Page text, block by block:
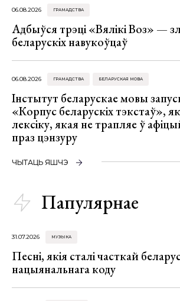
06.08.2026 ГРАМАДСТВА
Адбыўся трэці «Вялікі Воз» —
беларускіх навукоўцаў
06.08.2026 ГРАМАДСТВА БЕЛАРУСКАЯ МОВА
Інстытут беларускае мовы
«Корпус беларускіх тэкстаў»,
лексіку, якая не трапляе ў
праз цэнзуру
ЧЫТАЦЬ ЯШЧЭ
Папулярнае
31.07.2026 МУЗЫКА
Песні, якія сталі часткай
нацыянальнага коду